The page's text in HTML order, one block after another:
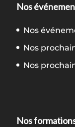
Nos
Nos
Nos
Nos
Nos